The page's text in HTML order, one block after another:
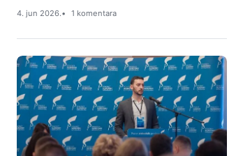
4. jun 2026. 1 komentara